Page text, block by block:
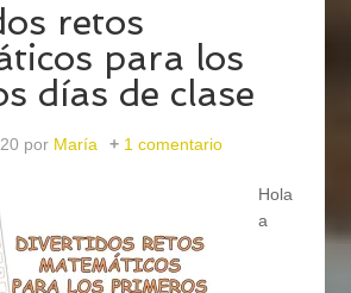
retos
para los
días de clase
por María 1 comentario
Hola
a